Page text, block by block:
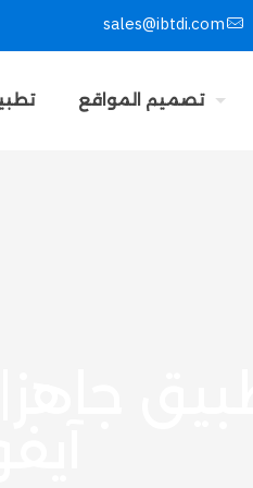
sales@ibtdi.com
تصميم المواقع